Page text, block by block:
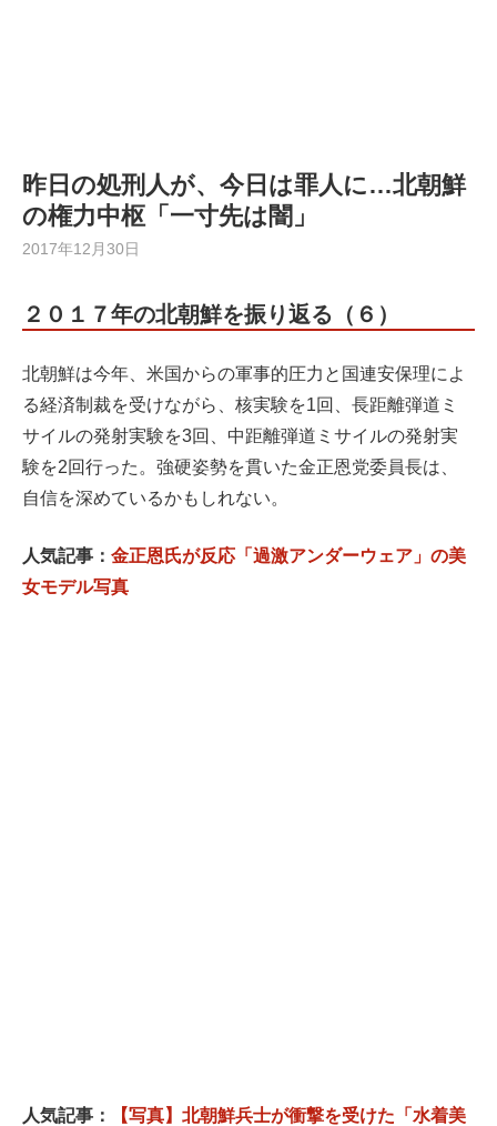
昨日の処刑人が、今日は罪人に…北朝鮮
の権力中枢「一寸先は闇」
2017年12月30日
２０１７年の北朝鮮を振り返る（６）
北朝鮮は今年、米国からの軍事的圧力と国連安保理によ
る経済制裁を受けながら、核実験を1回、長距離弾道ミ
サイルの発射実験を3回、中距離弾道ミサイルの発射実
験を2回行った。強硬姿勢を貫いた金正恩党委員長は、
自信を深めているかもしれない。
人気記事： 金正恩氏が反応「過激アンダーウェア」の美
女モデル写真
人気記事：
【写真】北朝鮮兵士が衝撃を受けた「水着美